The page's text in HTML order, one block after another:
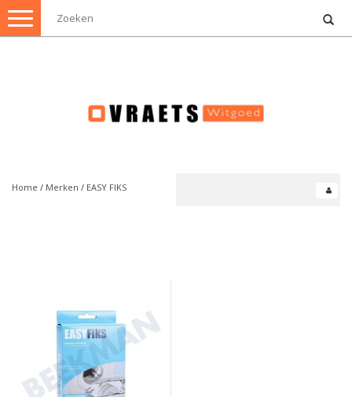
Toggle
navigation
Home / Merken / EASY FIKS